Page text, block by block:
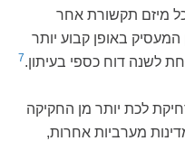
מיזם תקשורת אחר
באופן קבוע יותר
לשנה דוח כספי בעיתון.7
לכת יותר מן החקיקה
מערביות אחרות,